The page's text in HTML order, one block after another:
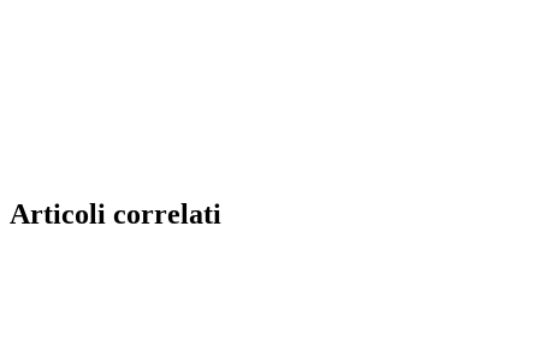
Articoli correlati